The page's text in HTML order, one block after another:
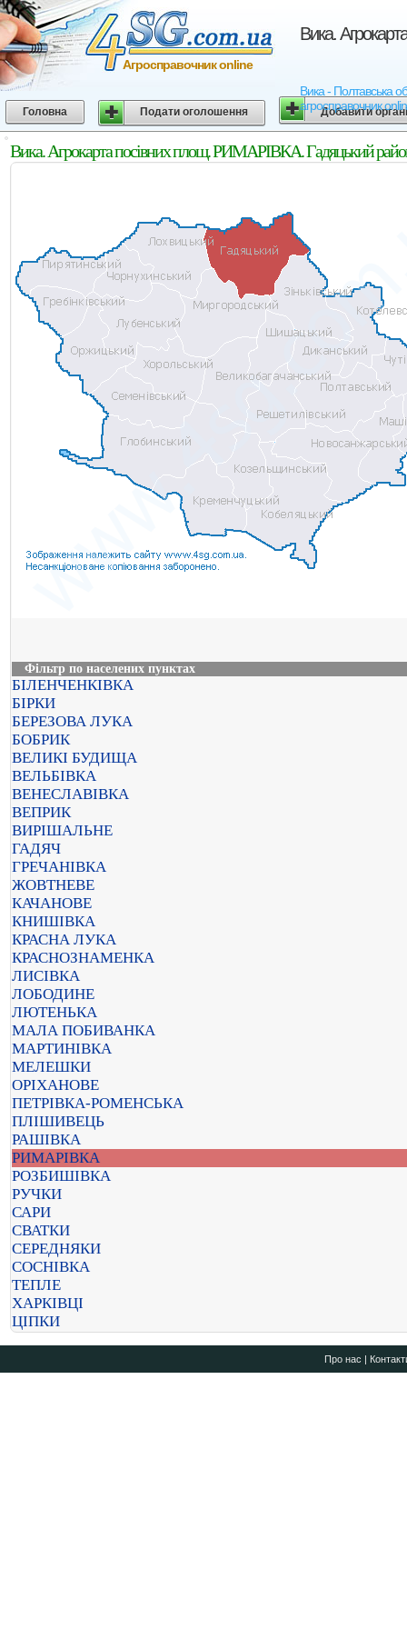
Вика.
Вика - Полтавська
агросправочник
Агросправочник online
Головна Подати оголошення Добавити
Вика. Агрокарта посівних площ. РИМАРІВКА. Гадяцький
Фільтр по населених пунктах
БІЛЕНЧЕНКІВКА
БІРКИ
БЕРЕЗОВА ЛУКА
БОБРИК
ВЕЛИКІ БУДИЩА
ВЕЛЬБІВКА
ВЕНЕСЛАВІВКА
ВЕПРИК
ВИРІШАЛЬНЕ
ГАДЯЧ
ГРЕЧАНІВКА
ЖОВТНЕВЕ
КАЧАНОВЕ
КНИШІВКА
КРАСНА ЛУКА
КРАСНОЗНАМЕНКА
ЛИСІВКА
ЛОБОДИНЕ
ЛЮТЕНЬКА
МАЛА ПОБИВАНКА
МАРТИНІВКА
МЕЛЕШКИ
ОРІХАНОВЕ
ПЕТРІВКА-РОМЕНСЬКА
ПЛІШИВЕЦЬ
РАШІВКА
РИМАРІВКА
РОЗБИШІВКА
РУЧКИ
САРИ
СВАТКИ
СЕРЕДНЯКИ
СОСНІВКА
ТЕПЛЕ
ХАРКІВЦІ
ЦІПКИ
Про нас |